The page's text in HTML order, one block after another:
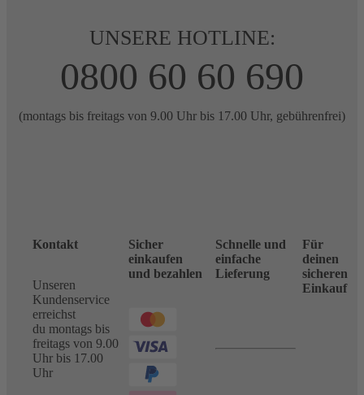
UNSERE HOTLINE:
0800 60 60 690
(montags bis freitags von 9.00 Uhr bis 17.00 Uhr, gebührenfrei)
Kontakt
Unseren
Kundenservice
erreichst
du montags bis
freitags von 9.00
Uhr bis 17.00
Uhr
Sicher
einkaufen
und bezahlen
Schnelle und
einfache
Lieferung
Für
deinen
sicheren
Einkauf